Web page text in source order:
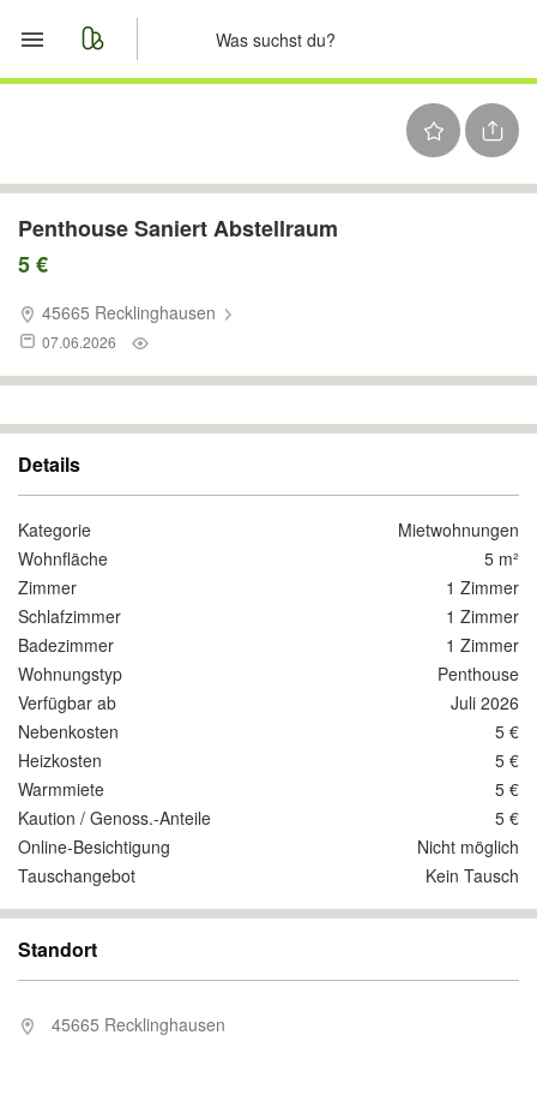
Nachrichten
Penthouse Saniert Abstellraum
5 €
45665 Recklinghausen
07.06.2026
Details
Kategorie
Mietwohnungen
Wohnfläche
5 m²
Zimmer
1 Zimmer
Schlafzimmer
1 Zimmer
Badezimmer
1 Zimmer
Wohnungstyp
Penthouse
Verfügbar ab
Juli 2026
Nebenkosten
5 €
Heizkosten
5 €
Warmmiete
5 €
Kaution / Genoss.-Anteile
5 €
Online-Besichtigung
Nicht möglich
Tauschangebot
Kein Tausch
Standort
45665 Recklinghausen